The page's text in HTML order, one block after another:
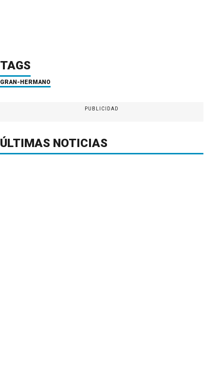
TAGS
GRAN-HERMANO
PUBLICIDAD
ÚLTIMAS NOTICIAS